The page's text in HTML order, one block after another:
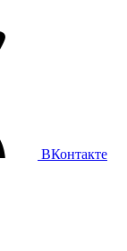
ВКонтакте